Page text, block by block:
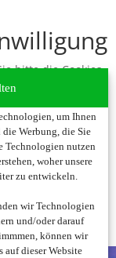
um Ihnen
Werbung, die Sie
Technologien nutzen
woher unsere
zu entwickeln.
wir Technologien
und/oder darauf
können wir
auf dieser Website
bitte die Cookies.
verarbeitet.